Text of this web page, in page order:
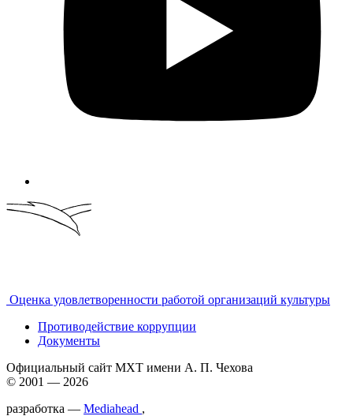
Оценка удовлетворенности работой организаций культуры
Противодействие коррупции
Документы
Официальный сайт МХТ имени А. П. Чехова
© 2001 — 2026
разработка — Mediahead ,